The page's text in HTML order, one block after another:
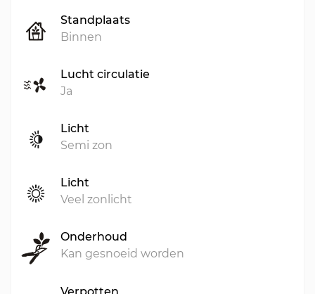
Standplaats
Binnen
Lucht circulatie
Ja
Licht
Semi zon
Licht
Veel zonlicht
Onderhoud
Kan gesnoeid worden